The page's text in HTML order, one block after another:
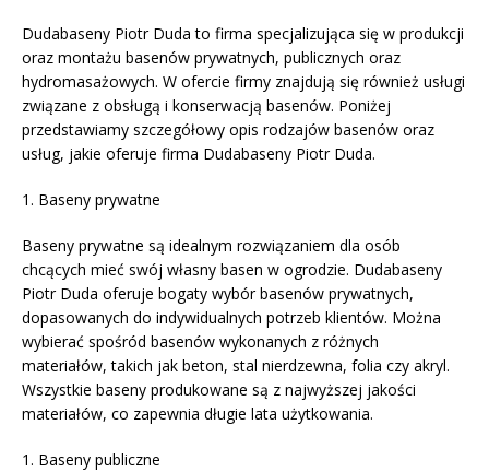
Dudabaseny Piotr Duda to firma specjalizująca się w produkcji
oraz montażu basenów prywatnych, publicznych oraz
hydromasażowych. W ofercie firmy znajdują się również usługi
związane z obsługą i konserwacją basenów. Poniżej
przedstawiamy szczegółowy opis rodzajów basenów oraz
usług, jakie oferuje firma Dudabaseny Piotr Duda.
1. Baseny prywatne
Baseny prywatne są idealnym rozwiązaniem dla osób
chcących mieć swój własny basen w ogrodzie. Dudabaseny
Piotr Duda oferuje bogaty wybór basenów prywatnych,
dopasowanych do indywidualnych potrzeb klientów. Można
wybierać spośród basenów wykonanych z różnych
materiałów, takich jak beton, stal nierdzewna, folia czy akryl.
Wszystkie baseny produkowane są z najwyższej jakości
materiałów, co zapewnia długie lata użytkowania.
1. Baseny publiczne